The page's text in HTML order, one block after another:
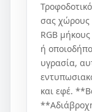
σας χώρους
RGB
ή
υγρασία,
και εφέ.